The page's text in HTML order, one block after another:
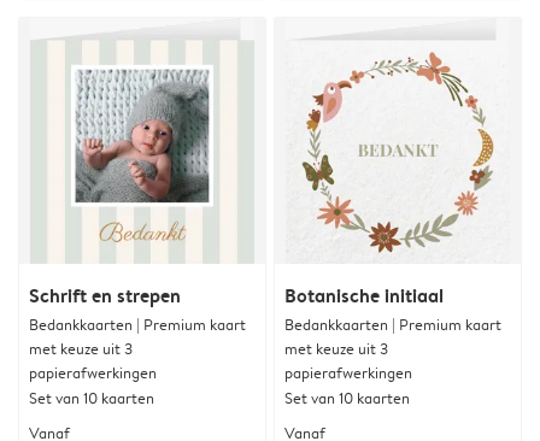
Schrift en strepen
Bedankkaarten | Premium kaart
met keuze uit 3
papierafwerkingen
Set van 10 kaarten
Vanaf
Botanische initiaal
Bedankkaarten | Premium kaart
met keuze uit 3
papierafwerkingen
Set van 10 kaarten
Vanaf